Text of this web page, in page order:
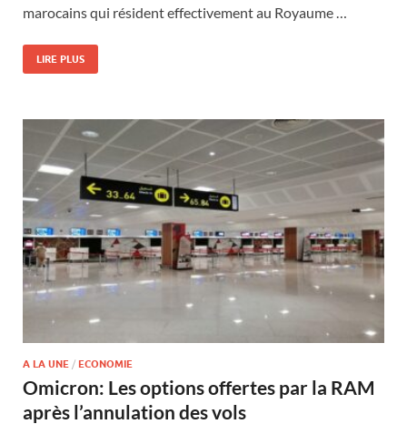
marocains qui résident effectivement au Royaume …
LIRE PLUS
A LA UNE / ECONOMIE
Omicron: Les options offertes par la RAM
après l’annulation des vols